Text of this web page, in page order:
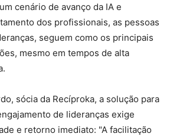
cenário de avanço da IA e
dos profissionais, as pessoas
seguem como os principais
mesmo em tempos de alta
sócia da Recíproka, a solução para
de lideranças exige
e retorno imediato: "A facilitação